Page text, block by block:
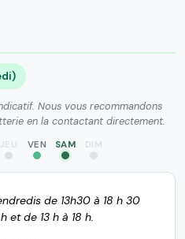
Nous vous recommandons
en la contactant directement.
JEU VEN SAM DIM
de 13h30 à 18 h 30
et de 13 h à 18 h.